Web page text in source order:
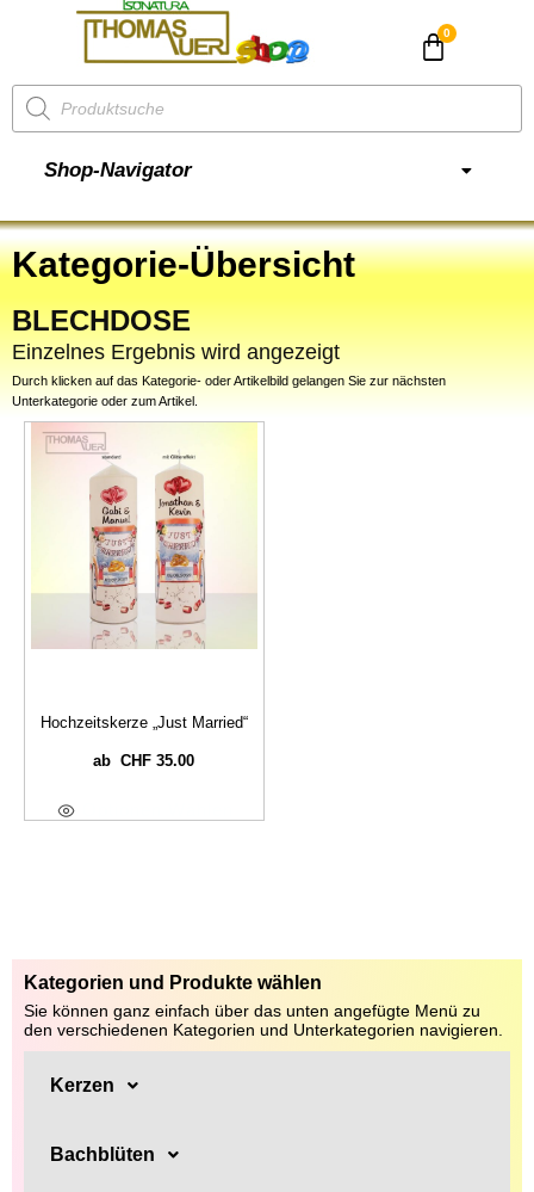
Shop-Navigator
Kategorie-Übersicht
BLECHDOSE
Einzelnes Ergebnis wird angezeigt
Durch klicken auf das Kategorie- oder Artikelbild gelangen Sie zur nächsten
Unterkategorie oder zum Artikel.
Hochzeitskerze „Just Married“
abCHF 35.00
Kategorien und Produkte wählen
Sie können ganz einfach über das unten angefügte Menü zu
den verschiedenen Kategorien und Unterkategorien navigieren.
Kerzen
Bachblüten